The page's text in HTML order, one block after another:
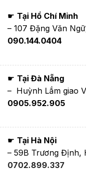
☛ Tại Hồ Chí Minh
– 107 Đặng Văn
090.144.0404
☛ Tại Đà Nẵng
– Huỳnh Lắm giao
0905.952.905
☛ Tại Hà Nội
– 59B Trương Định,
0702.899.337